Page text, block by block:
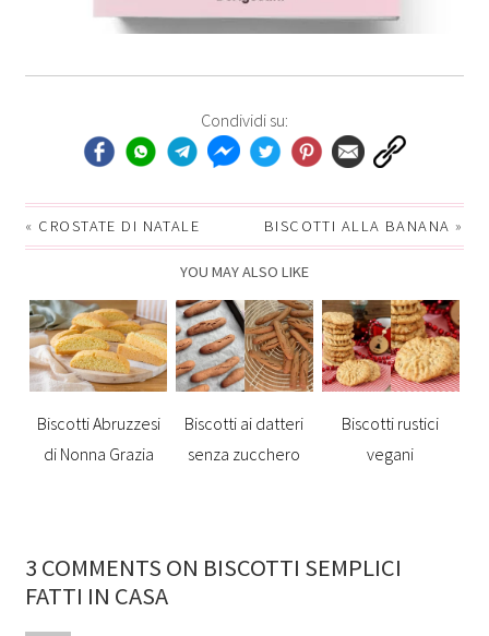
Condividi su:
« CROSTATE DI NATALE BISCOTTI ALLA BANANA »
YOU MAY ALSO LIKE
Biscotti Abruzzesi
di Nonna Grazia
Biscotti ai datteri
senza zucchero
Biscotti rustici
vegani
3 COMMENTS ON BISCOTTI SEMPLICI
FATTI IN CASA